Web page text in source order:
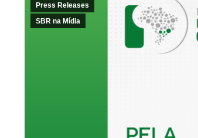
Press Releases
SBR na Mídia